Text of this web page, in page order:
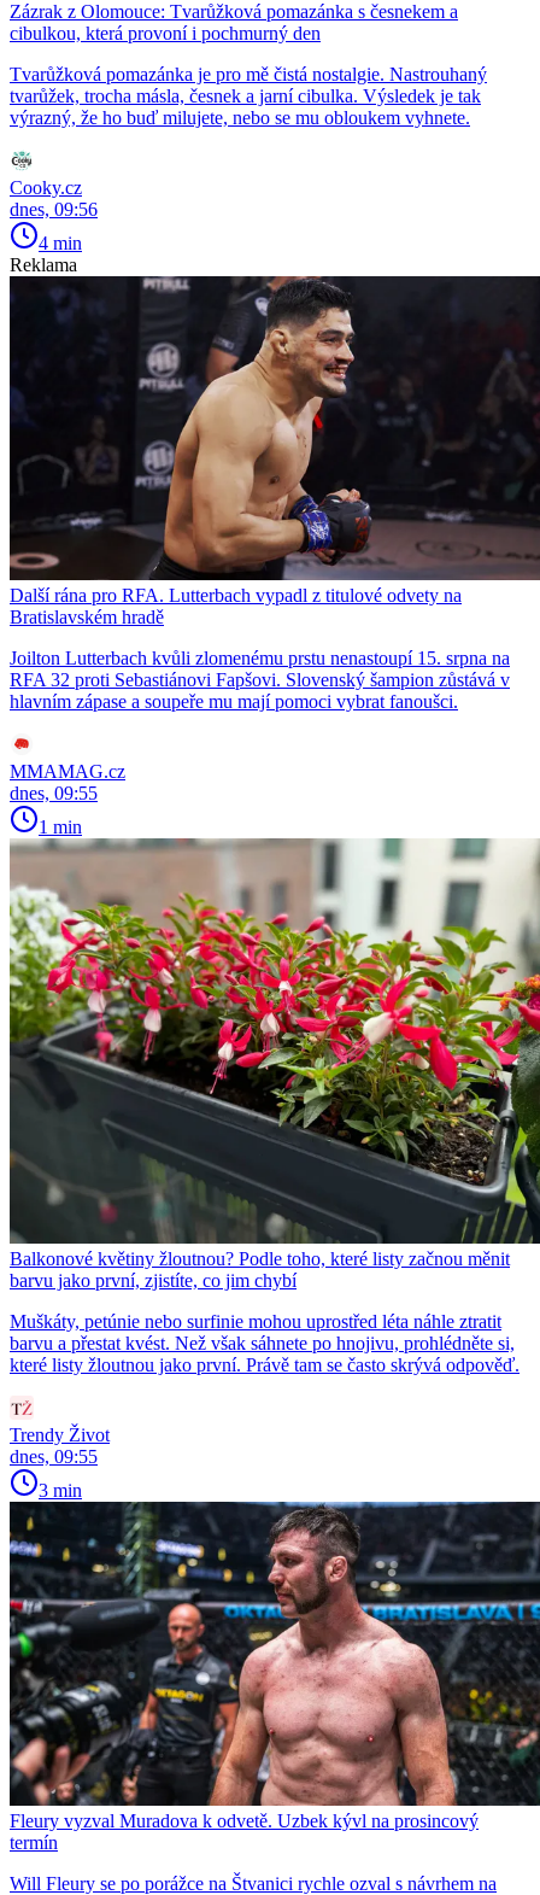
Zázrak z Olomouce: Tvarůžková pomazánka s česnekem a
cibulkou, která provoní i pochmurný den
Tvarůžková pomazánka je pro mě čistá nostalgie. Nastrouhaný
tvarůžek, trocha másla, česnek a jarní cibulka. Výsledek je tak
výrazný, že ho buď milujete, nebo se mu obloukem vyhnete.
Cooky.cz
dnes, 09:56
4 min
Reklama
Další rána pro RFA. Lutterbach vypadl z titulové odvety na
Bratislavském hradě
Joilton Lutterbach kvůli zlomenému prstu nenastoupí 15. srpna na
RFA 32 proti Sebastiánovi Fapšovi. Slovenský šampion zůstává v
hlavním zápase a soupeře mu mají pomoci vybrat fanoušci.
MMAMAG.cz
dnes, 09:55
1 min
Balkonové květiny žloutnou? Podle toho, které listy začnou měnit
barvu jako první, zjistíte, co jim chybí
Muškáty, petúnie nebo surfinie mohou uprostřed léta náhle ztratit
barvu a přestat kvést. Než však sáhnete po hnojivu, prohlédněte si,
které listy žloutnou jako první. Právě tam se často skrývá odpověď.
Trendy Život
dnes, 09:55
3 min
Fleury vyzval Muradova k odvetě. Uzbek kývl na prosincový
termín
Will Fleury se po porážce na Štvanici rychle ozval s návrhem na